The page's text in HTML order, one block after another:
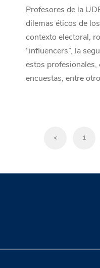
Profesores de la
dilemas éticos de
contexto electoral,
“influencers”, la
estos
encuestas, entre
< 1